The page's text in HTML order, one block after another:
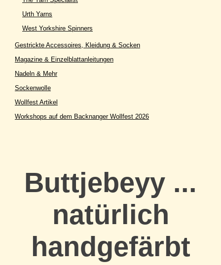
Buttjebeyy ...
natürlich
handgefärbt
Urth Yarns
West Yorkshire Spinners
Gestrickte Accessoires, Kleidung & Socken
Magazine & Einzelblattanleitungen
Nadeln & Mehr
Sockenwolle
Wollfest Artikel
Workshops auf dem Backnanger Wollfest 2026